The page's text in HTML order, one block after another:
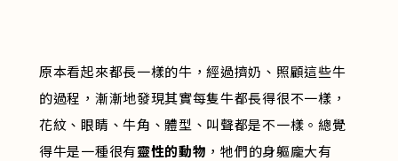
原本看起來都長一樣的牛，經過擠奶、照顧這些牛
的過程，漸漸地發現其實每隻牛都長得很不一樣，
花紋、眼睛、牛角、體型、叫聲都是不一樣。總覺
得牛是一種很有靈性的動物 ，牠們的身軀龐大有